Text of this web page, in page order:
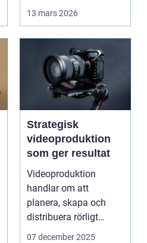
släktkalas, s...
13 mars 2026
Strategisk
videoproduktion
som ger resultat
Videoproduktion
handlar om att
planera, skapa och
distribuera rörligt
innehåll som fö...
07 december 2025